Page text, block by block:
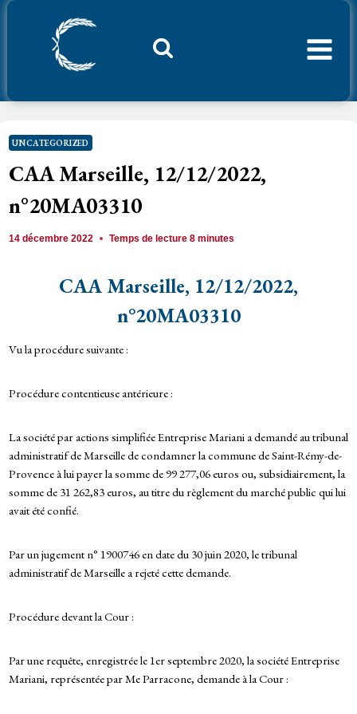
Aller
UNCATEGORIZED
CAA Marseille, 12/12/2022,
n°20MA03310
14 décembre 2022 Temps de lecture8 minutes
CAA Marseille, 12/12/2022,
n°20MA03310
Vu la procédure suivante :
Procédure contentieuse antérieure :
La société par actions simplifiée Entreprise Mariani a demandé au tribunal
administratif de Marseille de condamner la commune de Saint-Rémy-de-
Provence à lui payer la somme de 99 277,06 euros ou, subsidiairement, la
somme de 31 262,83 euros, au titre du règlement du marché public qui lui
avait été confié.
Par un jugement n° 1900746 en date du 30 juin 2020, le tribunal
administratif de Marseille a rejeté cette demande.
Procédure devant la Cour :
Par une requête, enregistrée le 1er septembre 2020, la société Entreprise
Mariani, représentée par Me Parracone, demande à la Cour :